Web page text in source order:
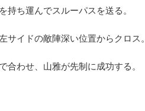
持ち運んでスルーパスを送る。
サイドの敵陣深い位置からクロス。
合わせ、山雅が先制に成功する。